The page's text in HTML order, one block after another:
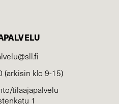
(arkisin klo 9-15)
tilaajapalvelu
1